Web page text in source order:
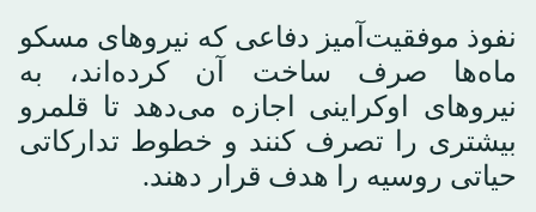
نفوذ موفقیت‌آمیز دفاعی که نیروهای مسکو
ماه‌ها صرف ساخت آن کرده‌اند، به
نیروهای اوکراینی اجازه می‌دهد تا قلمرو
بیشتری را تصرف کنند و خطوط تدارکاتی
حیاتی روسیه را هدف قرار دهند.